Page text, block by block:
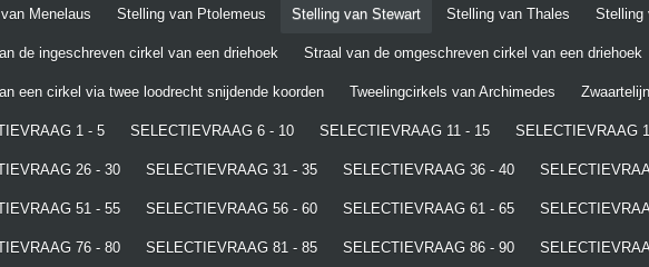
Menelaus Stelling van Ptolemeus Stelling van Stewart Stelling van Thales Stelling
de ingeschreven cirkel van een driehoek Straal van de omgeschreven cirkel van een driehoek
een cirkel via twee loodrecht snijdende koorden Tweelingcirkels van Archimedes
1 - 5 SELECTIEVRAAG 6 - 10 SELECTIEVRAAG 11 - 15 SELECTIEVRAAG
26 - 30 SELECTIEVRAAG 31 - 35 SELECTIEVRAAG 36 - 40
51 - 55 SELECTIEVRAAG 56 - 60 SELECTIEVRAAG 61 - 65
76 - 80 SELECTIEVRAAG 81 - 85 SELECTIEVRAAG 86 - 90